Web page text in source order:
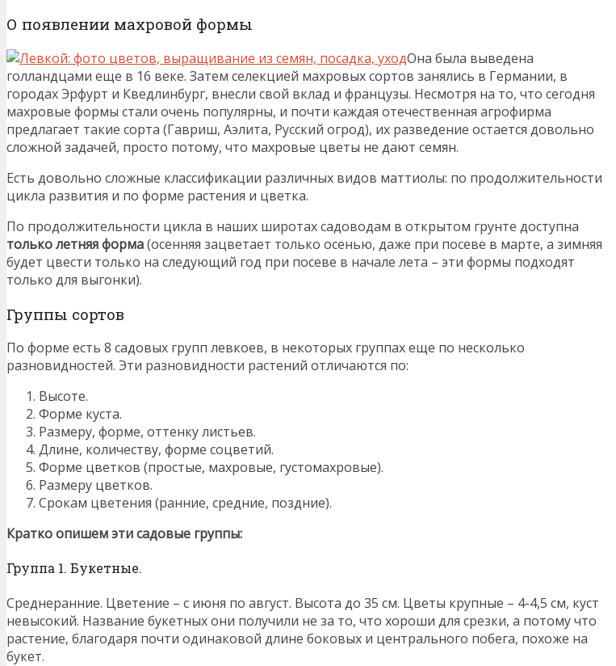
О появлении махровой формы
Она была выведена
голландцами еще в 16 веке. Затем селекцией махровых сортов занялись в Германии, в
городах Эрфурт и Кведлинбург, внесли свой вклад и французы. Несмотря на то, что сегодня
махровые формы стали очень популярны, и почти каждая отечественная агрофирма
предлагает такие сорта (Гавриш, Аэлита, Русский огрод), их разведение остается довольно
сложной задачей, просто потому, что махровые цветы не дают семян.
Есть довольно сложные классификации различных видов маттиолы: по продолжительности
цикла развития и по форме растения и цветка.
По продолжительности цикла в наших широтах садоводам в открытом грунте доступна
только летняя форма(осенняя зацветает только осенью, даже при посеве в марте, а зимняя
будет цвести только на следующий год при посеве в начале лета – эти формы подходят
только для выгонки).
Группы сортов
По форме есть 8 садовых групп левкоев, в некоторых группах еще по несколько
разновидностей. Эти разновидности растений отличаются по:
Высоте.
Форме куста.
Размеру, форме, оттенку листьев.
Длине, количеству, форме соцветий.
Форме цветков (простые, махровые, густомахровые).
Размеру цветков.
Срокам цветения (ранние, средние, поздние).
Кратко опишем эти садовые группы:
Группа 1. Букетные.
Среднеранние. Цветение – с июня по август. Высота до 35 см. Цветы крупные – 4-4,5 см, куст
невысокий. Название букетных они получили не за то, что хороши для срезки, а потому что
растение, благодаря почти одинаковой длине боковых и центрального побега, похоже на
букет.